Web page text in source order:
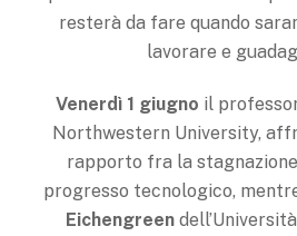
resterà da fare quando
lavorare e
Venerdì 1 giugno il
Northwestern University,
rapporto fra la
progresso tecnologico,
Eichengreen